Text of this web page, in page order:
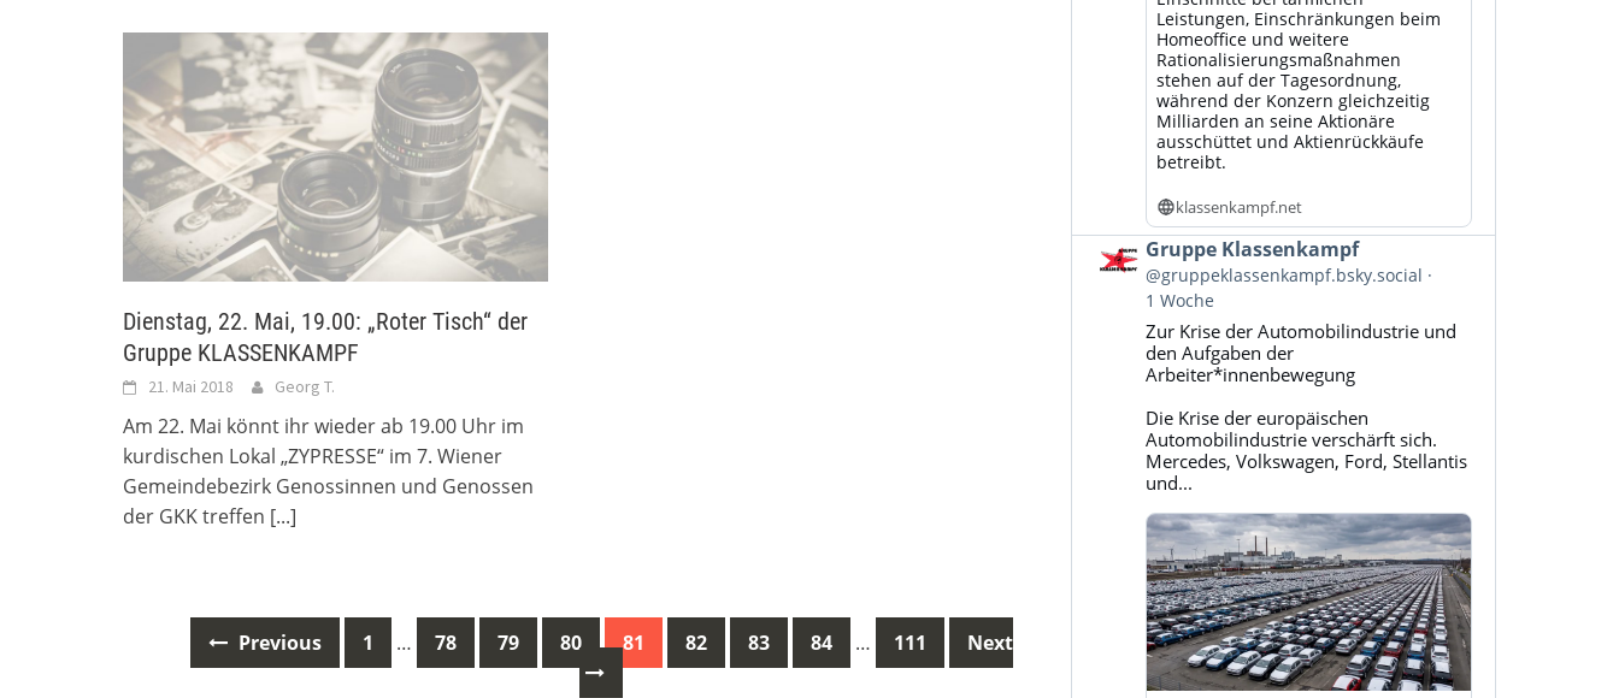
Dienstag, 22. Mai, 19.00: „Roter Tisch“ der
Gruppe KLASSENKAMPF
21. Mai 2018 Georg T.
Am 22. Mai könnt ihr wieder ab 19.00 Uhr im
kurdischen Lokal „ZYPRESSE“ im 7. Wiener
Gemeindebezirk Genossinnen und Genossen
der GKK treffen [...]
navigation
Previous 1 … 78 79 80 81 82 83 84 … 111 Next
Leistungen, Einschränkungen beim
Homeoffice und weitere
Rationalisierungsmaßnahmen
stehen auf der Tagesordnung,
während der Konzern gleichzeitig
Milliarden an seine Aktionäre
ausschüttet und Aktienrückkäufe
betreibt.
klassenkampf.net
Beitrag
von
Gruppe
Klassenkampf
Bluesky
Gruppe Klassenkampf
@gruppeklassenkampf.bsky.social
1 Woche
Zur Krise der Automobilindustrie und
den Aufgaben der
Arbeiter*innenbewegung
Die Krise der europäischen
Automobilindustrie verschärft sich.
Mercedes, Volkswagen, Ford, Stellantis
und...